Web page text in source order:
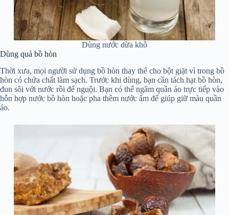
Dùng nước dừa khô
Dùng quả bồ hòn
Thời xưa, mọi người sử dụng bồ hòn thay thế cho bột giặt vì trong bồ
hòn có chứa chất làm sạch. Trước khi dùng, bạn cần tách hạt bồ hòn,
đun sôi với nước rồi để nguội. Bạn có thể ngâm quần áo trực tiếp vào
hỗn hợp nước bồ hòn hoặc pha thêm nước ấm để giúp giữ màu quần
áo.